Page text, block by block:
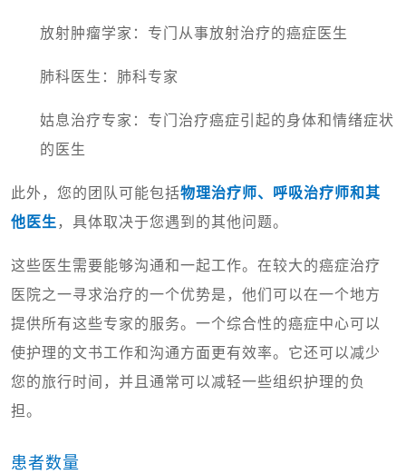
放射肿瘤学家：专门从事放射治疗的癌症医生
肺科医生：肺科专家
姑息治疗专家：专门治疗癌症引起的身体和情绪症状
的医生
此外，您的团队可能包括物理治疗师、呼吸治疗师和其
他医生，具体取决于您遇到的其他问题。
这些医生需要能够沟通和一起工作。在较大的癌症治疗
医院之一寻求治疗的一个优势是，他们可以在一个地方
提供所有这些专家的服务。一个综合性的癌症中心可以
使护理的文书工作和沟通方面更有效率。它还可以减少
您的旅行时间，并且通常可以减轻一些组织护理的负
担。
患者数量